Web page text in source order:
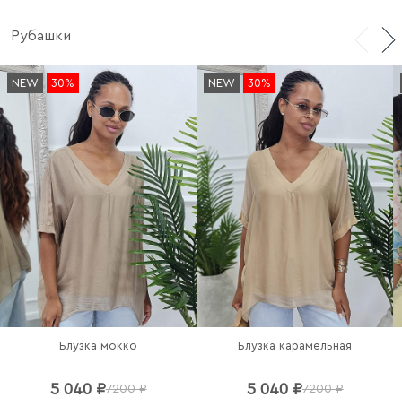
Рубашки
NEW 30%
Блузка мокко
5 040 ₽7200 ₽
NEW 30%
Блузка карамельная
5 040 ₽7200 ₽